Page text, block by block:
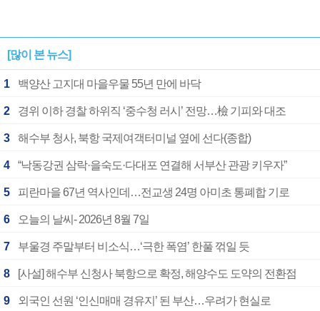
[많이 본 뉴스]
1 백양산 고지대 마을우물 55년 만에 바닥
2 경위 이하 경찰 하위직 ‘중수청 러시’ 전망…檢 기피와 대조
3 해수부 청사, 북항 국제여객터미널 옆에 선다(종합)
4 “낙동강권 삼락·을숙도·다대포 연결해 서부산 관광 키우자”
5 피란마을 67년 역사인데…전교생 24명 아미초 통폐합 기로
6 오늘의 날씨- 2026년 8월 7일
7 부울경 주말부터 비소식…‘극한 폭염’ 한풀 꺾일 듯
8 [사설] 해수부 신청사 북항으로 확정, 해양수도 도약의 전환점
9 외국인 선원 ‘인신매매 경유지’ 된 부산…우려가 현실로